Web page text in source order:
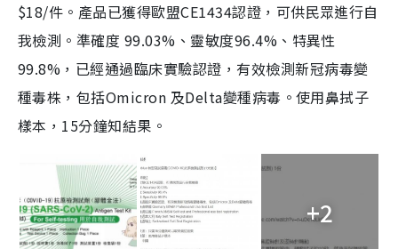
$18/件。產品已獲得歐盟CE1434認證，可供民眾進行自
我檢測。準確度 99.03%、靈敏度96.4%、特異性
99.8%，已經通過臨床實驗認證，有效檢測新冠病毒變
種毒株，包括Omicron 及Delta變種病毒。使用鼻拭子
樣本，15分鐘知結果。
+2